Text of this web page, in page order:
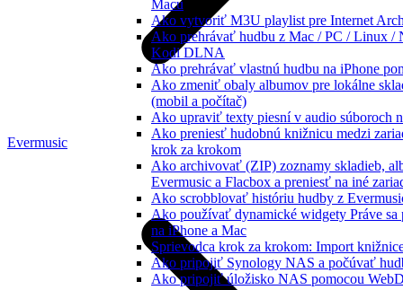
Macu
Ako vytvoriť M3U playlist pre Internet
Ako prehrávať hudbu z Mac / PC / Linux /
Kodi DLNA
Ako prehrávať vlastnú hudbu na iPhone
Ako zmeniť obaly albumov pre lokálne
(mobil a počítač)
Ako upraviť texty piesní v audio súboroch
Ako preniesť hudobnú knižnicu medzi
krok za krokom
Ako archivovať (ZIP) zoznamy skladieb,
Evermusic a Flacbox a preniesť na iné
Ako scrobblovať históriu hudby z
Ako používať dynamické widgety Práve sa
na iPhone a Mac
Sprievodca krok za krokom: Import
Ako pripojiť Synology NAS a počúvať
Ako pripojiť úložisko NAS pomocou
Evermusic